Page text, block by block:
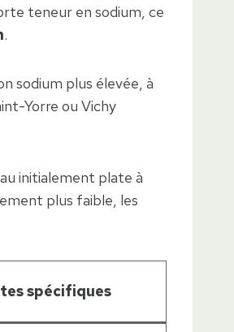
teneur en sodium, ce
.
sodium plus élevée, à
Yorre ou Vichy
initialement plate à
plus faible, les
spécifiques